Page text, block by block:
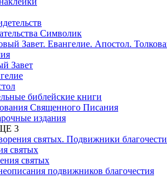
Символик
Завет. Евангелие. Апостол.
Завет
библейские книги
Священного Писания
издания
3
святых. Подвижники
святых
святых
подвижников благочестия